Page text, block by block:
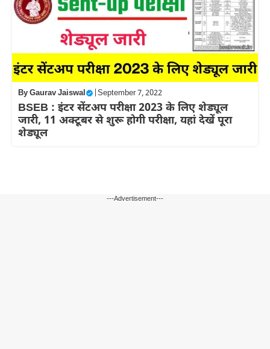
ByGaurav Jaiswal September 7, 2022
BSEB : इंटर सेंटअप परीक्षा 2023 के लिए शेड्यूल
जारी, 11 अक्टूबर से शुरू होगी परीक्षा, यहां देखें पूरा
शेड्यूल
---Advertisement---